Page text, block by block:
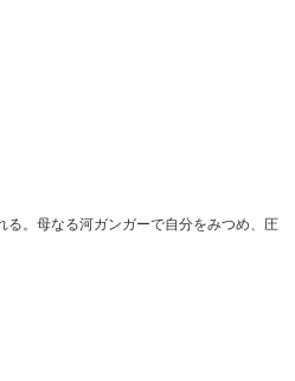
る。母なる河ガンガーで自分をみつめ、圧